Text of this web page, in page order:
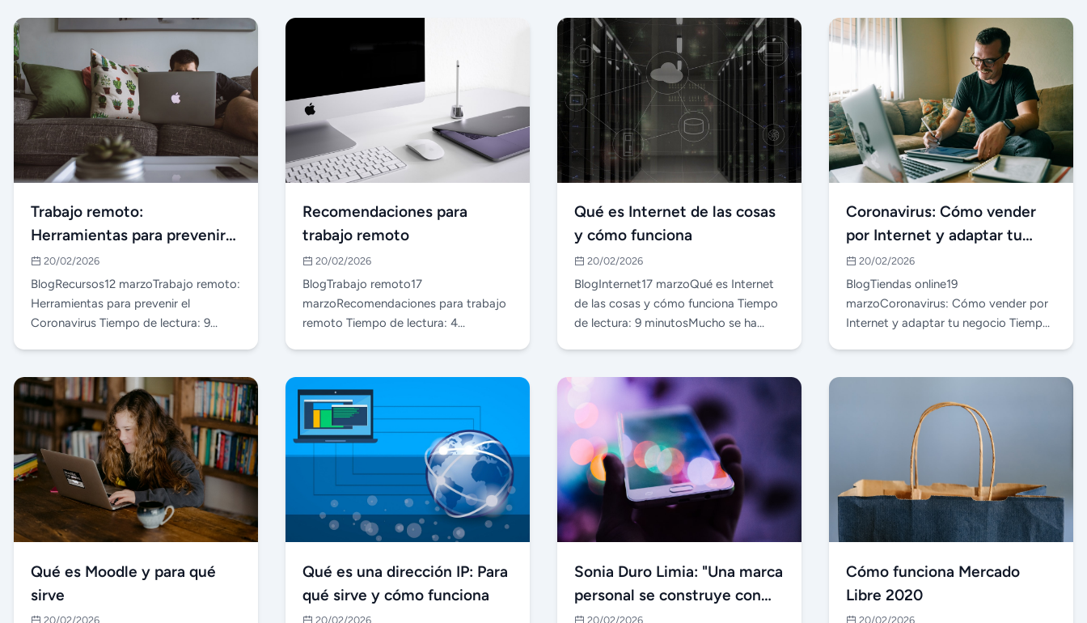
Trabajo remoto:
Herramientas para prevenir
el Coronavirus
20/02/2026
BlogRecursos12 marzoTrabajo remoto:
Herramientas para prevenir el
Coronavirus Tiempo de lectura: 9
Recomendaciones para
trabajo remoto
20/02/2026
BlogTrabajo remoto17
marzoRecomendaciones para trabajo
remoto Tiempo de lectura: 4
Qué es Internet de las cosas
y cómo funciona
20/02/2026
BlogInternet17 marzoQué es Internet
de las cosas y cómo funciona Tiempo
de lectura: 9 minutosMucho se ha
Coronavirus: Cómo vender
por Internet y adaptar tu
negocio
20/02/2026
BlogTiendas online19
marzoCoronavirus: Cómo vender por
Internet y adaptar tu negocio Tiempo
Qué es Moodle y para qué
sirve
20/02/2026
Qué es una dirección IP: Para
qué sirve y cómo funciona
20/02/2026
Sonia Duro Limia: "Una marca
personal se construye con
estrategia, constancia y
20/02/2026
Cómo funciona Mercado
Libre 2020
20/02/2026